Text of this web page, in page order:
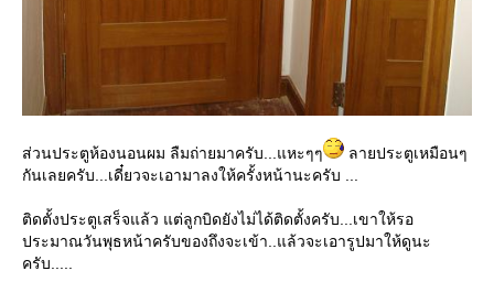
ส่วนประตูห้องนอนผม ลืมถ่ายมาครับ...แหะๆๆ
ลายประตูเหมือนๆ
กันเลยครับ...เดี๋ยวจะเอามาลงให้ครั้งหน้านะครับ ...
ติดตั้งประตูเสร็จแล้ว แต่ลูกบิดยังไม่ได้ติดตั้งครับ...เขาให้รอ
ประมาณวันพุธหน้าครับของถึงจะเข้า..แล้วจะเอารูปมาให้ดูนะ
ครับ.....